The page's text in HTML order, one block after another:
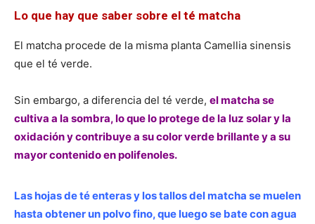
Lo que hay que saber sobre el té matcha
El matcha procede de la misma planta Camellia sinensis
que el té verde.
Sin embargo, a diferencia del té verde, el matcha se
cultiva a la sombra, lo que lo protege de la luz solar y la
oxidación y contribuye a su color verde brillante y a su
mayor contenido en polifenoles.
Las hojas de té enteras y los tallos del matcha se muelen
hasta obtener un polvo fino, que luego se bate con agua